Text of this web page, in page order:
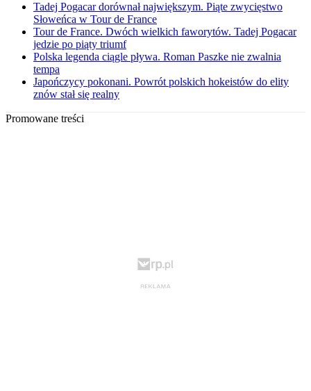
Tadej Pogacar dorównał największym. Piąte zwycięstwo
Słoweńca w Tour de France
Tour de France. Dwóch wielkich faworytów. Tadej Pogacar
jedzie po piąty triumf
Polska legenda ciągle pływa. Roman Paszke nie zwalnia
tempa
Japończycy pokonani. Powrót polskich hokeistów do elity
znów stał się realny
Promowane treści